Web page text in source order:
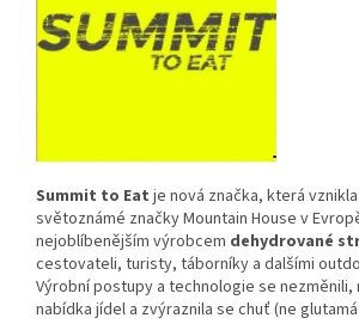
Summit to Eat je nová značka, která
světoznámé značky Mountain House v
nejoblíbenějším výrobcem dehydrované
cestovateli, turisty, táborníky a dalšími
Výrobní postupy a technologie se nezměnili,
nabídka jídel a zvýraznila se chuť (ne